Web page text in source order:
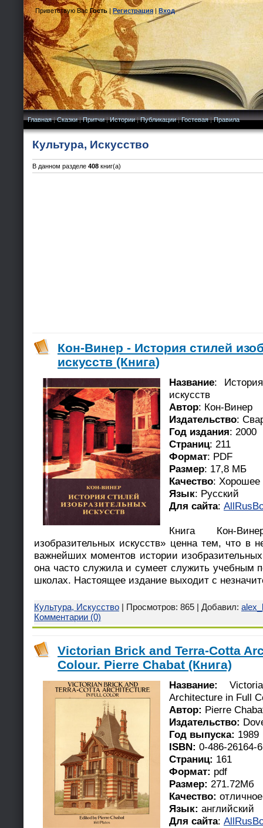
Приветствую Вас Гость|Регистрация|Вход
Главная|Сказки|Притчи|Истории|Публикации|Гостевая|Правила
Культура, Искусство
В данном разделе 408 книг(а)
Кон-Винер - История стилей
искусств (Книга)
Название:
искусств
Автор: Кон-Винер
Издательство:
Год издания: 2000
Страниц: 211
Формат: PDF
Размер: 17,8 МБ
Качество: Хорошее
Язык: Русский
Для сайта:
Книга Кон-
изобразительных искусств» ценна тем, что в
важнейших моментов истории
она часто служила и сумеет служить учебным
школах. Настоящее издание выходит с
Культура, Искусство | Просмотров: 865 | Добавил:
Комментарии (0)
Victorian Brick and Terra-Cotta
Colour. Pierre Chabat (Книга)
Название:
Architecture in Full
Автор: Pierre
Издательство:
Год выпуска: 1989
ISBN: 0-486-26164-6
Страниц: 161
Формат: pdf
Размер: 271.72Мб
Качество: отличное
Язык: английский
Для сайта: